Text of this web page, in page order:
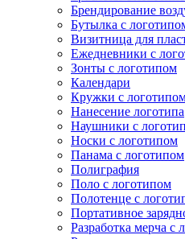
Брендирование
Бутылка с
Визитница для
Ежедневники с
Зонты с логотипом
Календари
Кружки с
Нанесение логотипа
Наушники с
Носки с логотипом
Панама с логотипом
Полиграфия
Поло с логотипом
Полотенце с
Портативное
Разработка мерча с